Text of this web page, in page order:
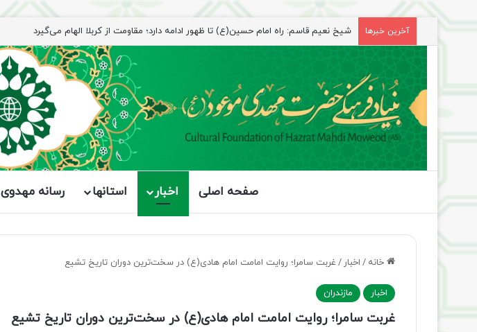
آخرین خبرها شیخ نعیم قاسم: راه امام حسین(ع) تا ظهور ادامه دارد؛ مقاومت از کربلا الهام می‌گیرد
صفحه اصلی اخبار استانها رسانه مهدوی
خانه / اخبار / غربت سامرا؛ روایت امامت امام هادی(ع) در سخت‌ترین دوران تاریخ تشیع
اخبار مازندران
غربت سامرا؛ روایت امامت امام هادی(ع) در سخت‌ترین دوران تاریخ تشیع